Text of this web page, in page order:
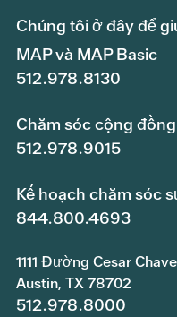
Chúng tôi ở đây để
MAP và MAP Basic
512.978.8130
Chăm sóc cộng đồng
512.978.9015
Kế hoạch chăm sóc
844.800.4693
1111 Đường Cesar
Austin, TX 78702
512.978.8000